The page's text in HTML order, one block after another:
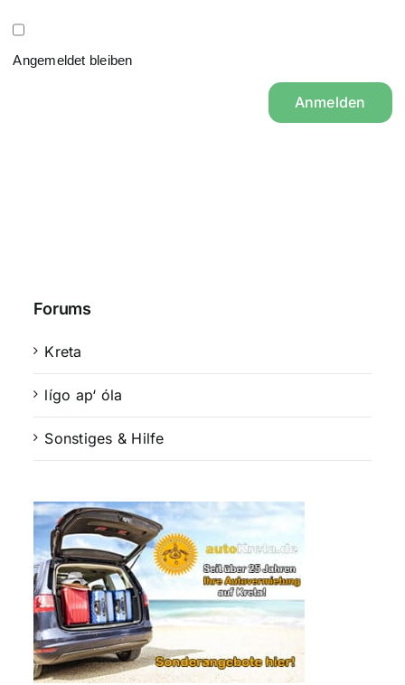
Angemeldet bleiben
Anmelden
Forums
Kreta
lígo ap‘ óla
Sonstiges & Hilfe